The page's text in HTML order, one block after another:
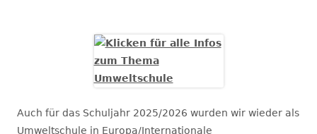
Auch für das Schuljahr 2025/2026 wurden wir wieder als
Umweltschule in Europa/Internationale